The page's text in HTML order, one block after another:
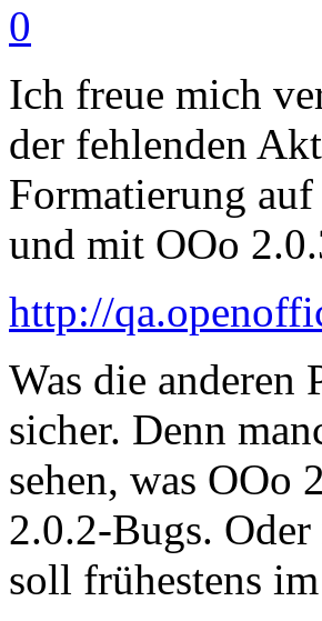
0
Ich freue mich
der fehlenden
Formatierung
und mit OOo
http://
Was die
sicher. Denn
sehen, was OOo
2.0.2-Bugs.
soll frühestens